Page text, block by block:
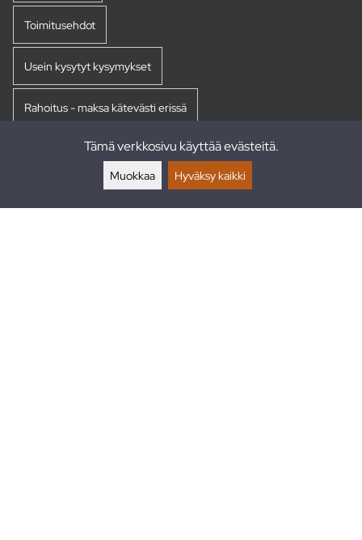
Toimitusehdot
Usein kysytyt kysymykset
Rahoitus - maksa kätevästi erissä
Tämä verkkosivu käyttää evästeitä.
Muokkaa Hyväksy kaikki